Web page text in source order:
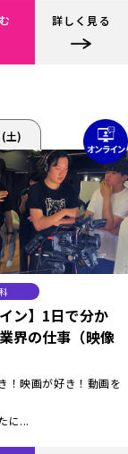
詳しく見る
(土)
ン】1日で分か
界の仕事（映像
！映画が好き！動画を
に...